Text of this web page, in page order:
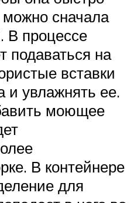
сначала
В процессе
подаваться на
вставки
и увлажнять ее.
моющее
В контейнере
для